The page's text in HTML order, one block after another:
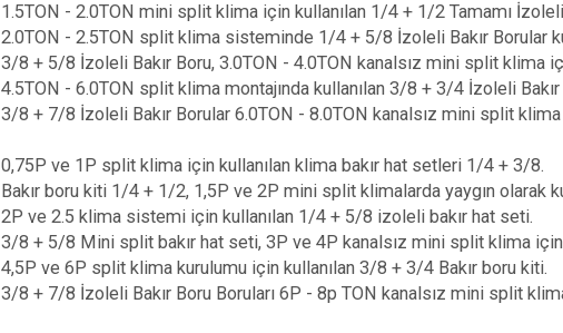
1.5TON - 2.0TON mini split klima için kullanılan 1/4 + 1/2 Tamamı İzoleli
2.0TON - 2.5TON split klima sisteminde 1/4 + 5/8 İzoleli Bakır Borular
3/8 + 5/8 İzoleli Bakır Boru, 3.0TON - 4.0TON kanalsız mini split klima
4.5TON - 6.0TON split klima montajında ​​kullanılan 3/8 + 3/4 İzoleli Bakır
3/8 + 7/8 İzoleli Bakır Borular 6.0TON - 8.0TON kanalsız mini split
0,75P ve 1P split klima için kullanılan klima bakır hat setleri 1/4 + 3/8.
Bakır boru kiti 1/4 + 1/2, 1,5P ve 2P mini split klimalarda yaygın olarak
2P ve 2.5 klima sistemi için kullanılan 1/4 + 5/8 izoleli bakır hat seti.
3/8 + 5/8 Mini split bakır hat seti, 3P ve 4P kanalsız mini split klima
4,5P ve 6P split klima kurulumu için kullanılan 3/8 + 3/4 Bakır boru kiti.
3/8 + 7/8 İzoleli Bakır Boru Boruları 6P - 8p TON kanalsız mini split